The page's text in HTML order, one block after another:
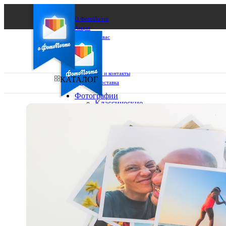
О ФотоПочте
Акции
Сделаем за вас
Бизнесу
FAQ
Франшиза
Поддержка и контакты
Оплата и доставка
Выберите из списка:
КАТАЛОГ
Фотографии
Классические
10х15
15х15
15х20
20х20
20х30
30х30
30х40
Фото
в